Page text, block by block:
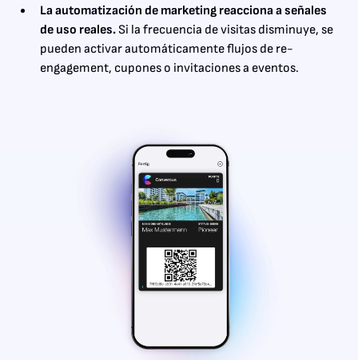
La automatización de marketing reacciona a señales
de uso reales.Si la frecuencia de visitas disminuye, se
pueden activar automáticamente flujos de re-
engagement, cupones o invitaciones a eventos.